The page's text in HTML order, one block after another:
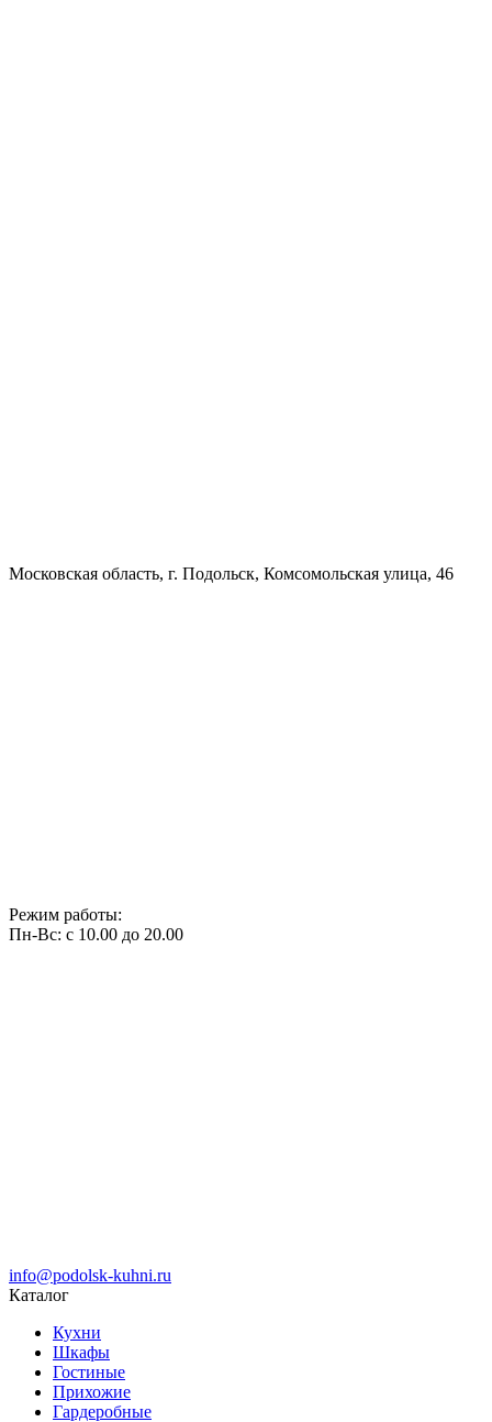
Московская область, г. Подольск, Комсомольская улица, 46
Режим работы:
Пн-Вс: с 10.00 до 20.00
info@podolsk-kuhni.ru
Каталог
Кухни
Шкафы
Гостиные
Прихожие
Гардеробные